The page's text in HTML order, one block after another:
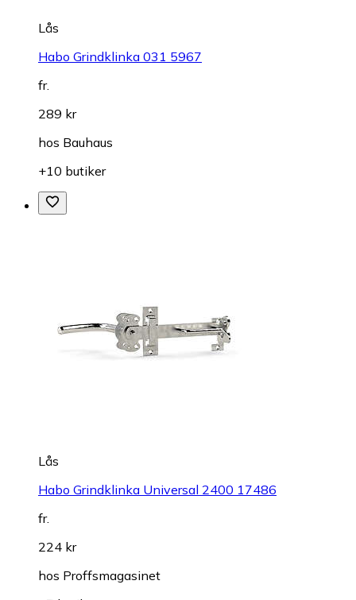
Lås
Habo Grindklinka 031 5967
fr.
289 kr
hos Bauhaus
+10 butiker
Lås
Habo Grindklinka Universal 2400 17486
fr.
224 kr
hos Proffsmagasinet